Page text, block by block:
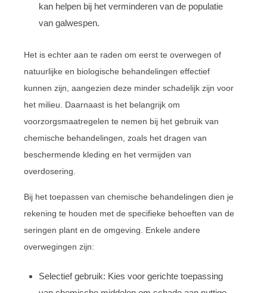
kan helpen bij het verminderen van de populatie
van galwespen.
Het is echter aan te raden om eerst te overwegen of
natuurlijke en biologische behandelingen effectief
kunnen zijn, aangezien deze minder schadelijk zijn voor
het milieu. Daarnaast is het belangrijk om
voorzorgsmaatregelen te nemen bij het gebruik van
chemische behandelingen, zoals het dragen van
beschermende kleding en het vermijden van
overdosering.
Bij het toepassen van chemische behandelingen dien je
rekening te houden met de specifieke behoeften van de
seringen plant en de omgeving. Enkele andere
overwegingen zijn:
Selectief gebruik: Kies voor gerichte toepassing